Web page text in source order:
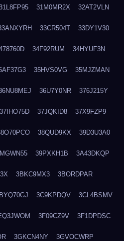
31M0MR2X 32AT2VLN
33CR504T 33DY1V30
34F92RUM 34HYUF3N
35HVS0VG 35MJZMAN
36U7Y0NR 376J215Y
37IHO75D 37JQKID8 37X9FZP9
38QUD9KX 39D3U3A0
39PXKH1B 3A43DKQP
3BKC9MX3 3BORDPAR
3C9KPDQV 3CL4BSMV
3F09CZ9V 3F1DPDSC
3GKCN4NY 3GVOCWRP